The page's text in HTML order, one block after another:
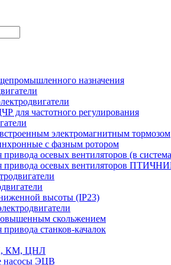
назначения
для частотного регулирования
электромагнитным тормозом
с фазным ротором
привода осевых вентиляторов (в
привода осевых вентиляторов
высоты (IP23)
скольжением
станков-качалок
КМ, ЦНЛ
насосы ЭЦВ